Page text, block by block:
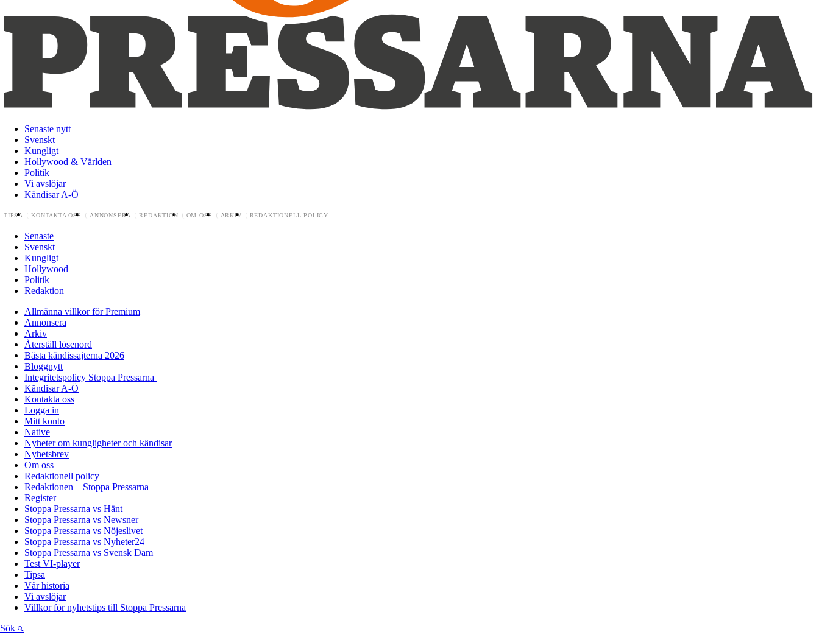
Senaste nytt
Svenskt
Kungligt
Hollywood & Världen
Politik
Vi avslöjar
Kändisar A-Ö
TIPSA KONTAKTA OSS ANNONSERA REDAKTION OM OSS ARKIV REDAKTIONELL POLICY
Senaste
Svenskt
Kungligt
Hollywood
Politik
Redaktion
Allmänna villkor för Premium
Annonsera
Arkiv
Återställ lösenord
Bästa kändissajterna 2026
Bloggnytt
Integritetspolicy Stoppa Pressarna
Kändisar A-Ö
Kontakta oss
Logga in
Mitt konto
Native
Nyheter om kungligheter och kändisar
Nyhetsbrev
Om oss
Redaktionell policy
Redaktionen – Stoppa Pressarna
Register
Stoppa Pressarna vs Hänt
Stoppa Pressarna vs Newsner
Stoppa Pressarna vs Nöjeslivet
Stoppa Pressarna vs Nyheter24
Stoppa Pressarna vs Svensk Dam
Test VI-player
Tipsa
Vår historia
Vi avslöjar
Villkor för nyhetstips till Stoppa Pressarna
Sök